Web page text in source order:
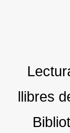
llibres